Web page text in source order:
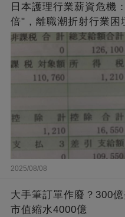
日本護理行業薪資危機
倍"，離職潮折射行業困
2025/08/08
大手筆訂單作廢？300
市值縮水4000億